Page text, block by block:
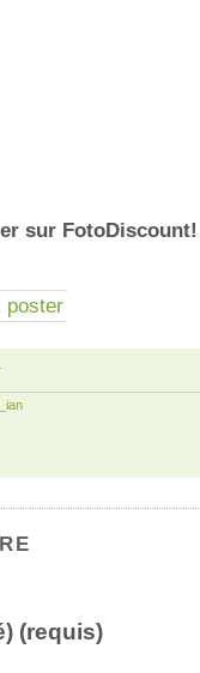
sur FotoDiscount!
poster
(requis)